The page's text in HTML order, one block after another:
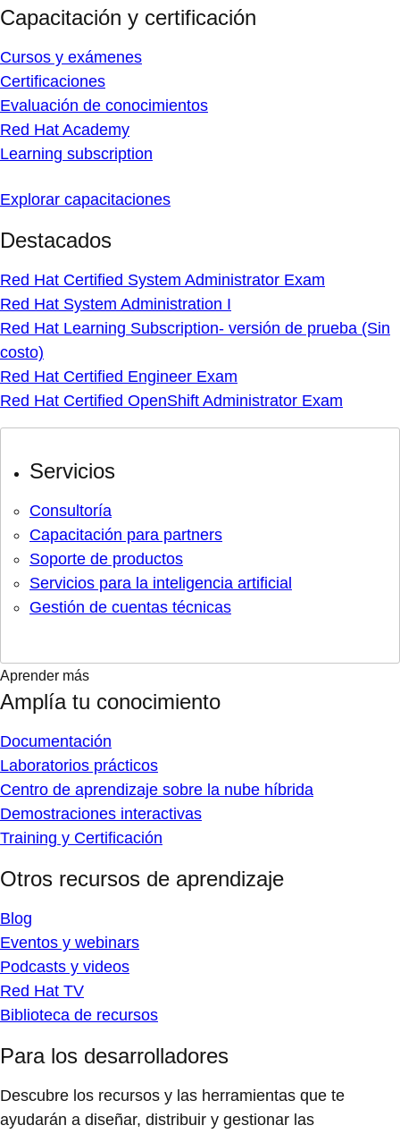
Capacitación y certificación
Cursos y exámenes
Certificaciones
Evaluación de conocimientos
Red Hat Academy
Learning subscription
Explorar capacitaciones
Destacados
Red Hat Certified System Administrator Exam
Red Hat System Administration I
Red Hat Learning Subscription- versión de prueba (Sin
costo)
Red Hat Certified Engineer Exam
Red Hat Certified OpenShift Administrator Exam
Servicios
Consultoría
Capacitación para partners
Soporte de productos
Servicios para la inteligencia artificial
Gestión de cuentas técnicas
Aprender más
Amplía tu conocimiento
Documentación
Laboratorios prácticos
Centro de aprendizaje sobre la nube híbrida
Demostraciones interactivas
Training y Certificación
Otros recursos de aprendizaje
Blog
Eventos y webinars
Podcasts y videos
Red Hat TV
Biblioteca de recursos
Para los desarrolladores
Descubre los recursos y las herramientas que te
ayudarán a diseñar, distribuir y gestionar las